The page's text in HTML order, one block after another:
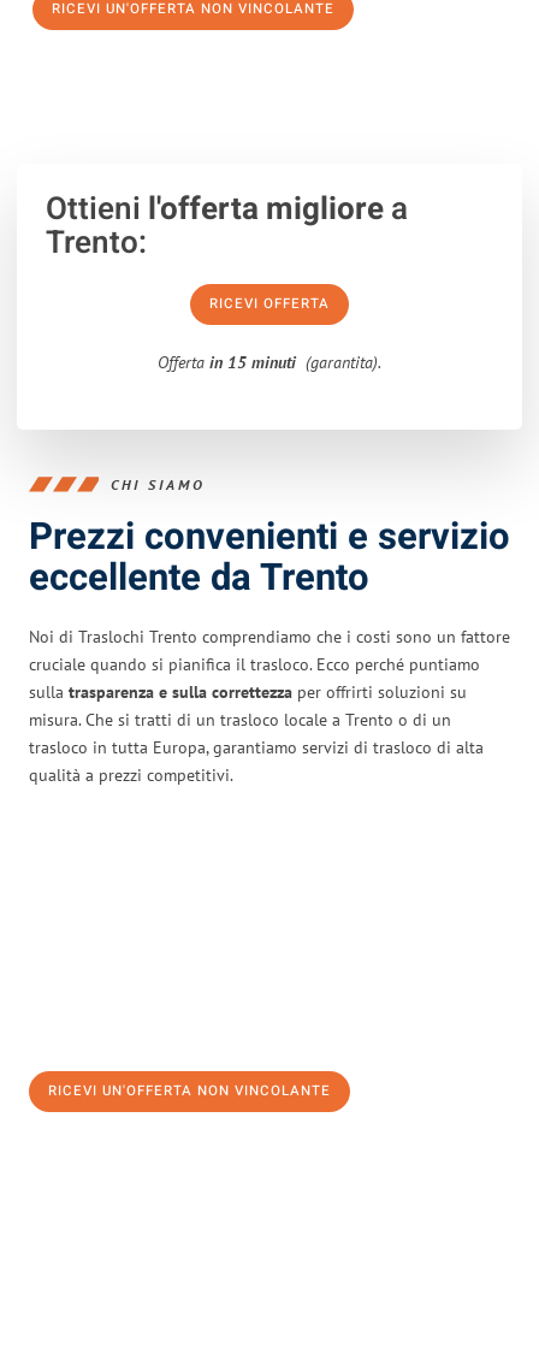
RICEVI UN'OFFERTA NON VINCOLANTE
Ottieni l'offerta migliorea
Trento:
RICEVI OFFERTA
Offerta in 15 minuti (garantita).
CHI SIAMO
Prezzi convenienti e servizio
eccellente da Trento
Noi di Traslochi Trento comprendiamo che i costi sono un fattore
cruciale quando si pianifica il trasloco. Ecco perché puntiamo
sulla trasparenza e sulla correttezza per offrirti soluzioni su
misura. Che si tratti di un trasloco locale a Trento o di un
trasloco in tutta Europa, garantiamo servizi di trasloco di alta
qualità a prezzi competitivi.
RICEVI UN'OFFERTA NON VINCOLANTE